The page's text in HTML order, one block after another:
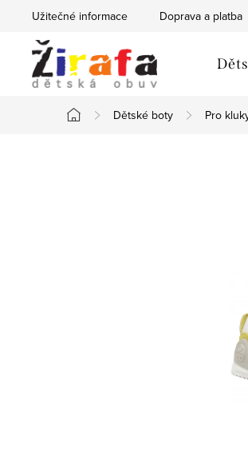
obsah
Užitečné informace Doprava a platba
Domů
Dětské boty Pro